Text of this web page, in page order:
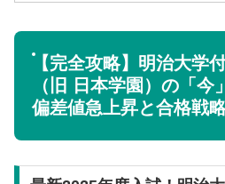
【完全攻略】明治大学
（旧 日本学園）の「今
偏差値急上昇と合格戦